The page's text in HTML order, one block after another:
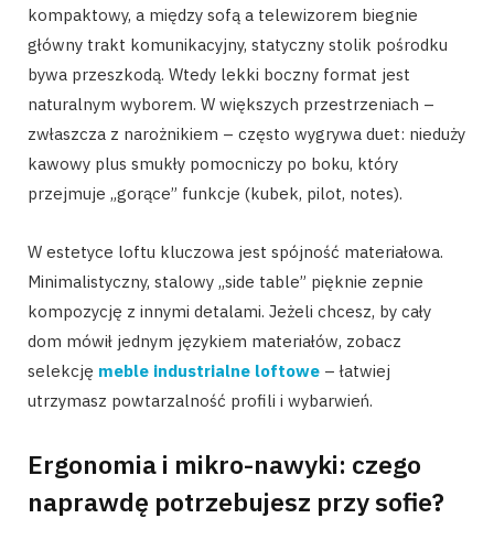
kompaktowy, a między sofą a telewizorem biegnie
główny trakt komunikacyjny, statyczny stolik pośrodku
bywa przeszkodą. Wtedy lekki boczny format jest
naturalnym wyborem. W większych przestrzeniach –
zwłaszcza z narożnikiem – często wygrywa duet: nieduży
kawowy plus smukły pomocniczy po boku, który
przejmuje „gorące” funkcje (kubek, pilot, notes).
W estetyce loftu kluczowa jest spójność materiałowa.
Minimalistyczny, stalowy „side table” pięknie zepnie
kompozycję z innymi detalami. Jeżeli chcesz, by cały
dom mówił jednym językiem materiałów, zobacz
selekcję meble industrialne loftowe – łatwiej
utrzymasz powtarzalność profili i wybarwień.
Ergonomia i mikro-nawyki: czego
naprawdę potrzebujesz przy sofie?